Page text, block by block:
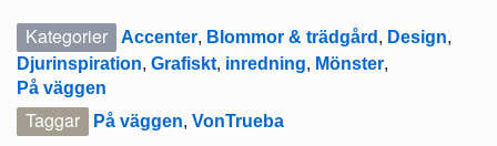
Kategorier Accenter, Blommor & trädgård , Design,
Djurinspiration, Grafiskt, inredning, Mönster,
På väggen
Taggar På väggen, VonTrueba